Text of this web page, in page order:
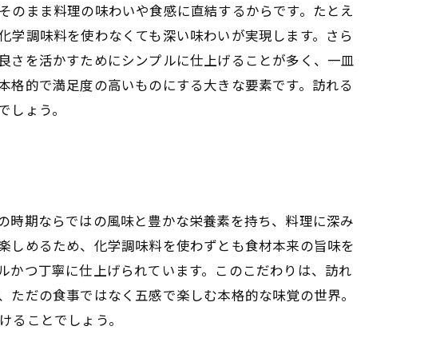
のまま料理の味わいや食感に直結するからです。たとえ
調味料を使わなくても深い味わいが実現します。さら
さを活かすためにシンプルに仕上げることが多く、一皿
的で満足度の高いものにする大きな要素です。訪れる
しょう。
時期ならではの風味と豊かな栄養素を持ち、料理に深み
しめるため、化学調味料を使わずとも食材本来の旨味を
つ丁寧に仕上げられています。このこだわりは、訪れ
だの食事ではなく五感で楽しむ本格的な味覚の世界。
ることでしょう。